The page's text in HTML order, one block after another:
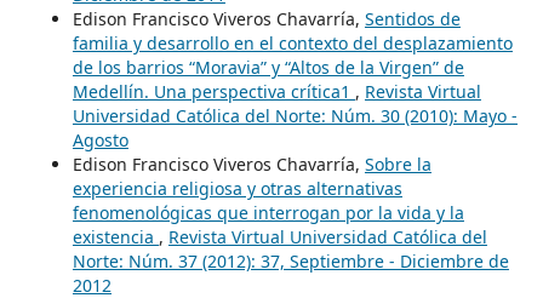
Edison Francisco Viveros Chavarría, Sentidos de
familia y desarrollo en el contexto del desplazamiento
de los barrios “Moravia” y “Altos de la Virgen” de
Medellín. Una perspectiva crítica1 , Revista Virtual
Universidad Católica del Norte: Núm. 30 (2010): Mayo -
Agosto
Edison Francisco Viveros Chavarría, Sobre la
experiencia religiosa y otras alternativas
fenomenológicas que interrogan por la vida y la
existencia , Revista Virtual Universidad Católica del
Norte: Núm. 37 (2012): 37, Septiembre - Diciembre de
2012